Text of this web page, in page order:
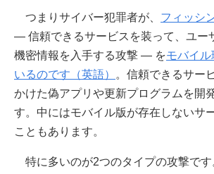
つまりサイバー犯罪者が、 フィッシ
— 信頼できるサービスを装って、ユー
機密情報を入手する攻撃 — をモバイル
いるのです（英語）
。信頼できるサー
かけた偽アプリや更新プログラムを開
す。中にはモバイル版が存在しないサ
こともあります。
特に多いのが2つのタイプの攻撃です